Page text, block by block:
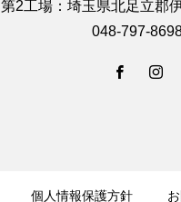
第2工場：埼玉県北足立郡
048-797-
個人情報保護方針